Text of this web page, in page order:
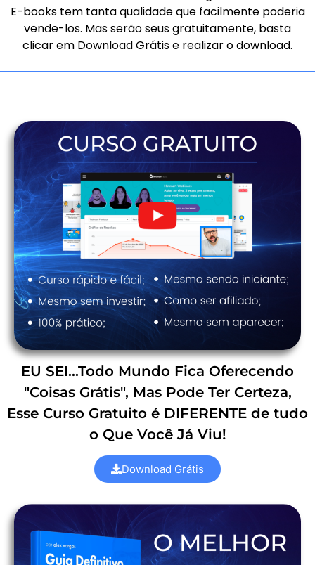
E-books tem tanta qualidade que facilmente poderia
vende-los. Mas serão seus gratuitamente, basta
clicar em Download Grátis e realizar o download.
EU SEI...Todo Mundo Fica Oferecendo
"Coisas Grátis", Mas Pode Ter Certeza,
Esse Curso Gratuito é DIFERENTE de tudo
o Que Você Já Viu!
Download Grátis